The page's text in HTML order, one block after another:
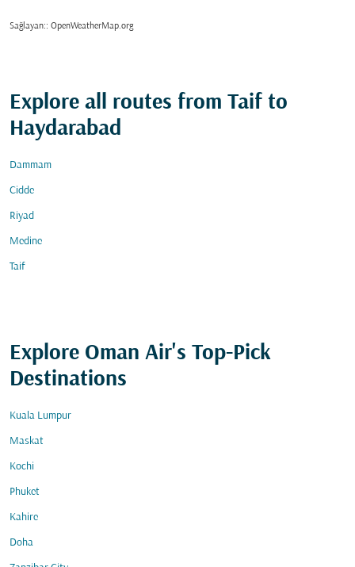
Sağlayan:: OpenWeatherMap.org
Explore all routes from Taif to
Haydarabad
Dammam
Cidde
Riyad
Medine
Taif
Explore Oman Air's Top-Pick
Destinations
Kuala Lumpur
Maskat
Kochi
Phuket
Kahire
Doha